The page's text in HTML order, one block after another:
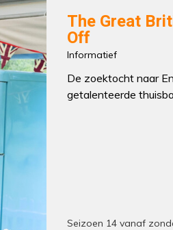
The Great
Off
Informatief
De zoektocht naar
getalenteerde
Seizoen 14 vanaf